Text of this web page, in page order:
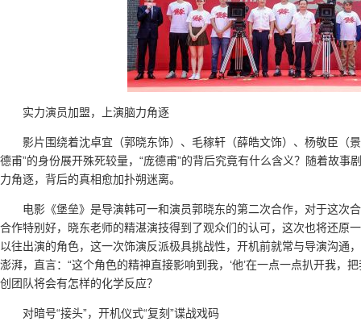
实力演员加盟，上演脑力角逐
影片围绕着沈卓宜（郭晓东饰）、毛稼轩（薛皓文饰）、杨敬臣（
德甫”的身份展开殊死较量，“庞德甫”的背后究竟有什么含义？随着故
力角逐，背后的真相愈加扑朔迷离。
电影《堡垒》是导演韩可一和演员郭晓东的第二次合作，对于这次
合作特别好，晓东老师的精湛演技得到了观众们的认可，这次也将还原
以往出演的角色，这一次饰演反派极具挑战性，开机前就常与导演沟通
澎湃，直言：“这个角色的精神直接影响到我，‘他’在一点一点扒开我，
创团队将会有怎样的化学反应？
对暗号“接头”，开机仪式“复刻”谍战戏码